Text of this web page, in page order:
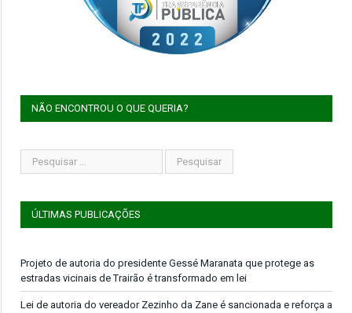
NÃO ENCONTROU O QUE QUERIA?
ÚLTIMAS PUBLICAÇÕES
Projeto de autoria do presidente Gessé Maranata que protege as
estradas vicinais de Trairão é transformado em lei
Lei de autoria do vereador Zezinho da Zane é sancionada e reforça a